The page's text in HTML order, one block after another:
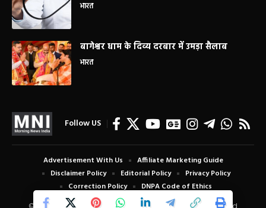
भारत
बागेश्वर धाम के दिव्य दरबार में उमड़ा सैलाब
भारत
Follow US
Advertisement With Us
Affiliate Marketing Guide
Disclaimer Policy
Editorial Policy
Privacy Policy
Correction Policy
DNPA Code of Ethics